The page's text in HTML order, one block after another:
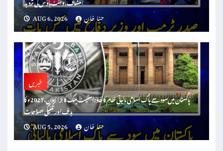
AUG 6, 2026
حنا خان
خبریں
پاکستان میں سود سے پاک اسلامی مالیاتی نظام کا نفاذ: اسٹیٹ بینک کا بڑا اعلان، 2027ء کا
ہدف اور تکنیکی اصلاحات
AUG 5, 2026
حنا خان